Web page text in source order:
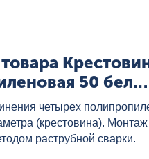
50 бел.
четырех
(крестовина). Монтаж
раструбной сварки.